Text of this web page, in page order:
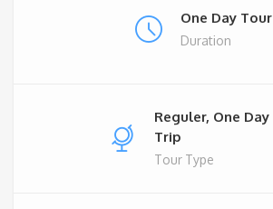
One Day Tour
Duration
Reguler, One Day
Trip
Tour Type